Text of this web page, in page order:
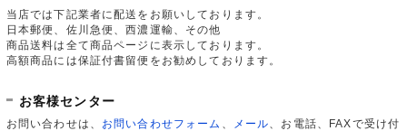
当店では下記業者に配送をお願いしております。
日本郵便、佐川急便、西濃運輸、その他
商品送料は全て商品ページに表示しております。
高額商品には保証付書留便をお勧めしております。
お客様センター
お問い合わせは、 お問い合わせフォーム メール 、お電話、FAXで受け付